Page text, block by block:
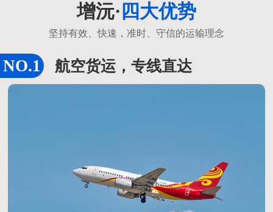
增沅· 四大优势
坚持有效、快速，准时、守信的运输理念
航空货运，专线直达